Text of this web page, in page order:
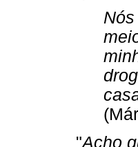
Nós
"Acho